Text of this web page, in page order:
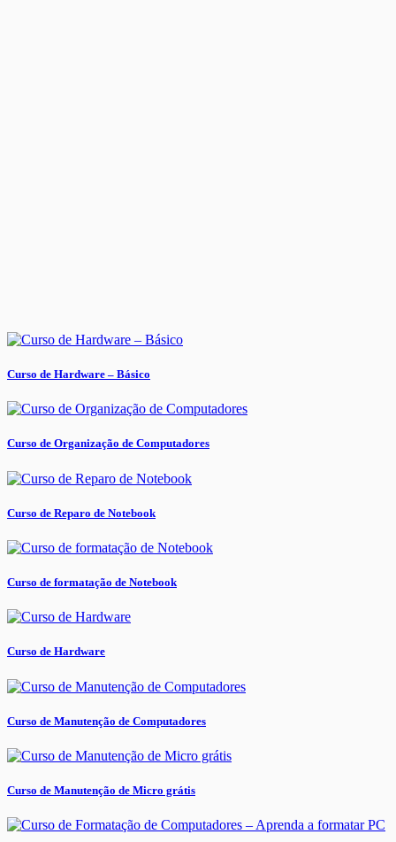
Curso de Hardware – Básico
Curso de Organização de Computadores
Curso de Reparo de Notebook
Curso de formatação de Notebook
Curso de Hardware
Curso de Manutenção de Computadores
Curso de Manutenção de Micro grátis